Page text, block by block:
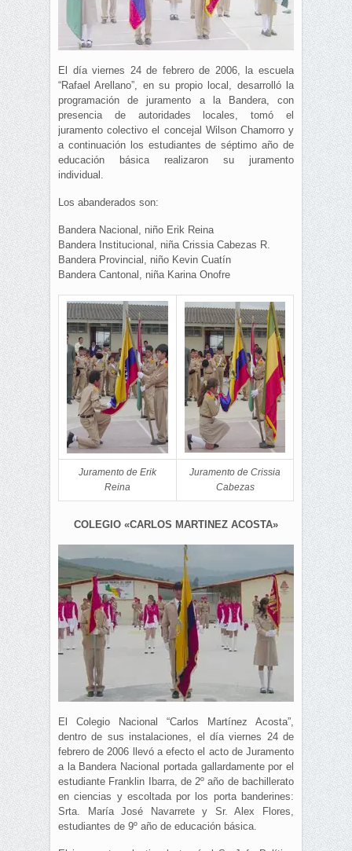
El día viernes 24 de febrero de 2006, la escuela
“Rafael Arellano”, en su propio local, desarrolló la
programación de juramento a la Bandera, con
presencia de autoridades locales, tomó el
juramento colectivo el concejal Wilson Chamorro y
a continuación los estudiantes de séptimo año de
educación básica realizaron su juramento
individual.
Los abanderados son:
Bandera Nacional, niño Erik Reina
Bandera Institucional, niña Crissia Cabezas R.
Bandera Provincial, niño Kevin Cuatín
Bandera Cantonal, niña Karina Onofre
Juramento de Erik
Reina
Juramento de Crissia
Cabezas
COLEGIO «CARLOS MARTINEZ ACOSTA»
El Colegio Nacional “Carlos Martínez Acosta”,
dentro de sus instalaciones, el día viernes 24 de
febrero de 2006 llevó a efecto el acto de Juramento
a la Bandera Nacional portada gallardamente por el
estudiante Franklin Ibarra, de 2º año de bachillerato
en ciencias y escoltada por los porta banderines:
Srta. María José Navarrete y Sr. Alex Flores,
estudiantes de 9º año de educación básica.